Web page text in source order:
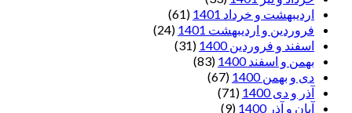
اردیبهشت و خرداد 1401
(61)
فروردین و اردیبهشت 1401
(24)
اسفند و فروردین 1400
(31)
بهمن و اسفند 1400
(83)
دی و بهمن 1400
(67)
آذر و دی 1400
(71)
آبان و آذر 1400
(9)